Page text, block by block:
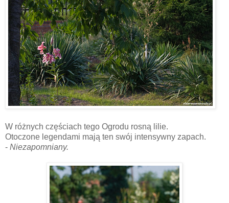
W różnych częściach tego Ogrodu rosną lilie.
Otoczone legendami mają ten swój intensywny zapach.
- Niezapomniany.